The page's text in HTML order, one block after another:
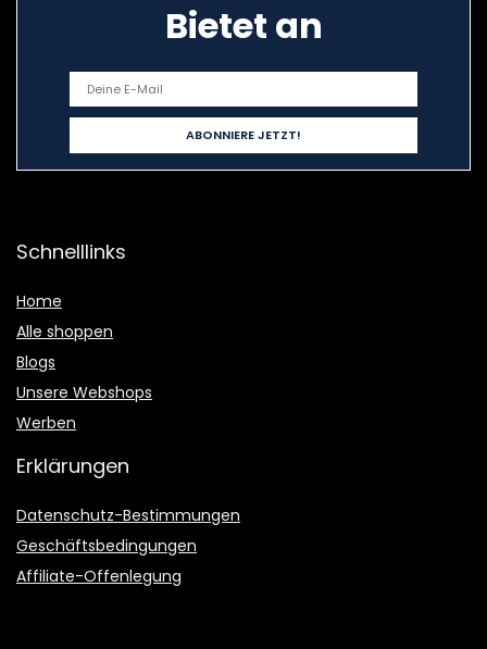
Bietet an
Schnelllinks
Home
Alle shoppen
Blogs
Unsere Webshops
Werben
Erklärungen
Datenschutz-Bestimmungen
Geschäftsbedingungen
Affiliate-Offenlegung